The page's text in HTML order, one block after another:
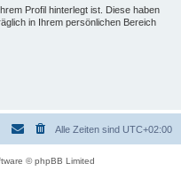
Profil hinterlegt ist. Diese haben
in Ihrem persönlichen Bereich
Alle Zeiten sind UTC+02:00
© phpBB Limited